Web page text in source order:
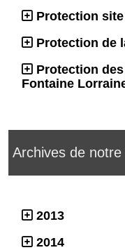
Protection
Protection de
Protection
Fontaine
Archives de
2013
2014